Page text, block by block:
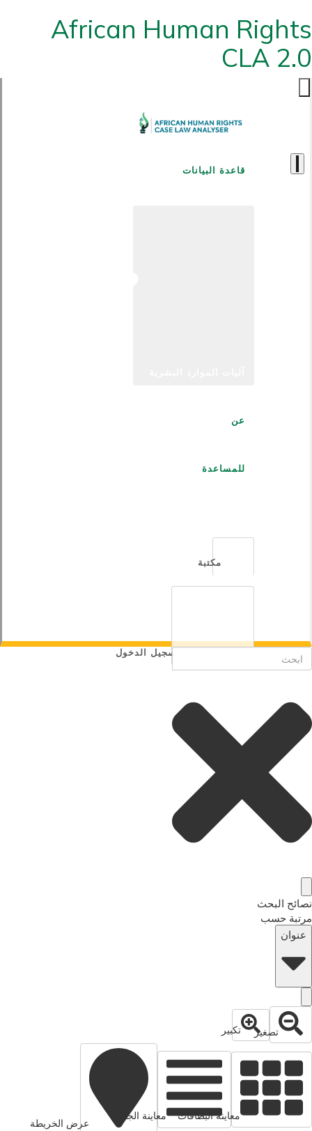
African Human Rights
CLA 2.0
قاعدة البيانات
عن
للمساعدة
مكتبة
تسجيل الدخول
نصائح البحث
مرتبة حسب
عنوان
تصغير تكبير
معاينة البطاقات معاينة الجدول
عرض الخريطة